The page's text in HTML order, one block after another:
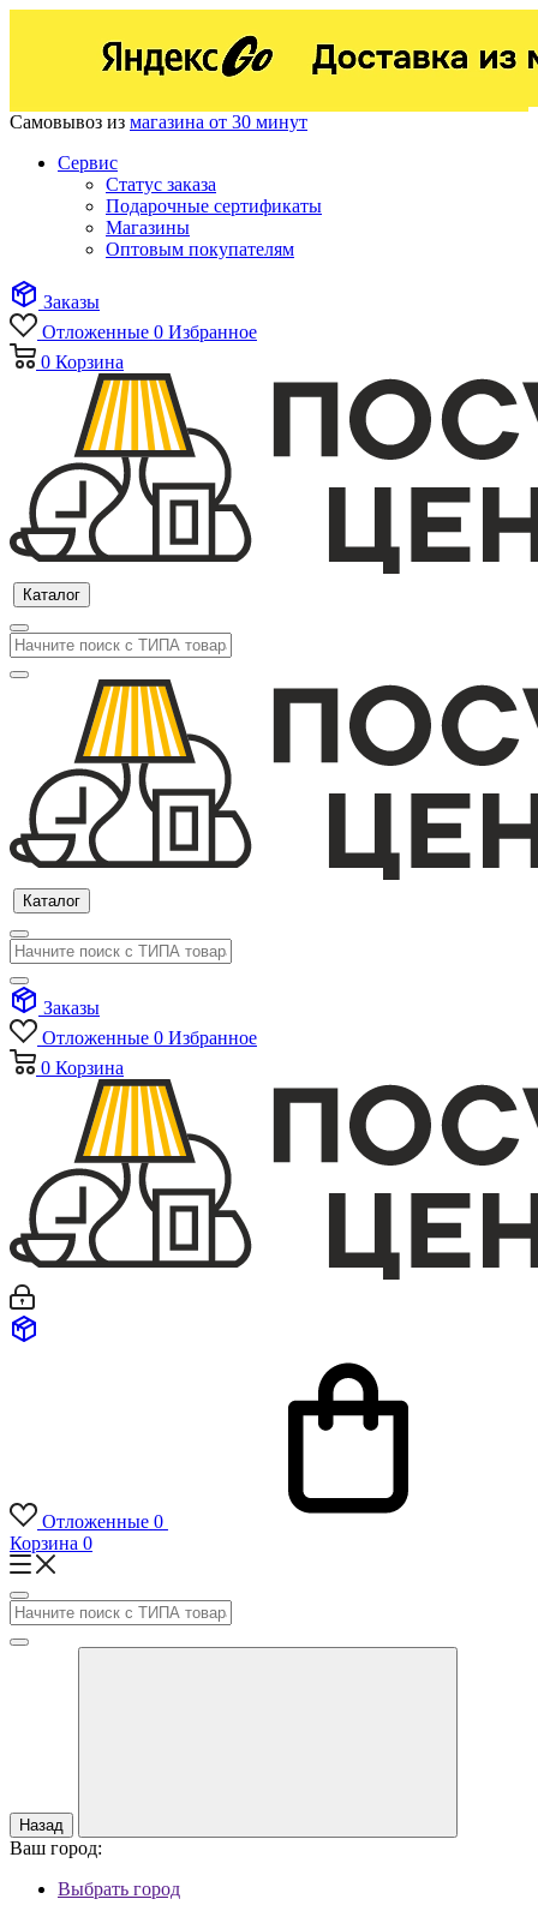
Самовывоз из магазина от 30 минут
Сервис
Статус заказа
Подарочные сертификаты
Магазины
Оптовым покупателям
Заказы
Отложенные 0 Избранное
0 Корзина
Каталог
Каталог
Заказы
Отложенные 0 Избранное
0 Корзина
Отложенные 0
Корзина 0
Назад
Ваш город:
Выбрать город